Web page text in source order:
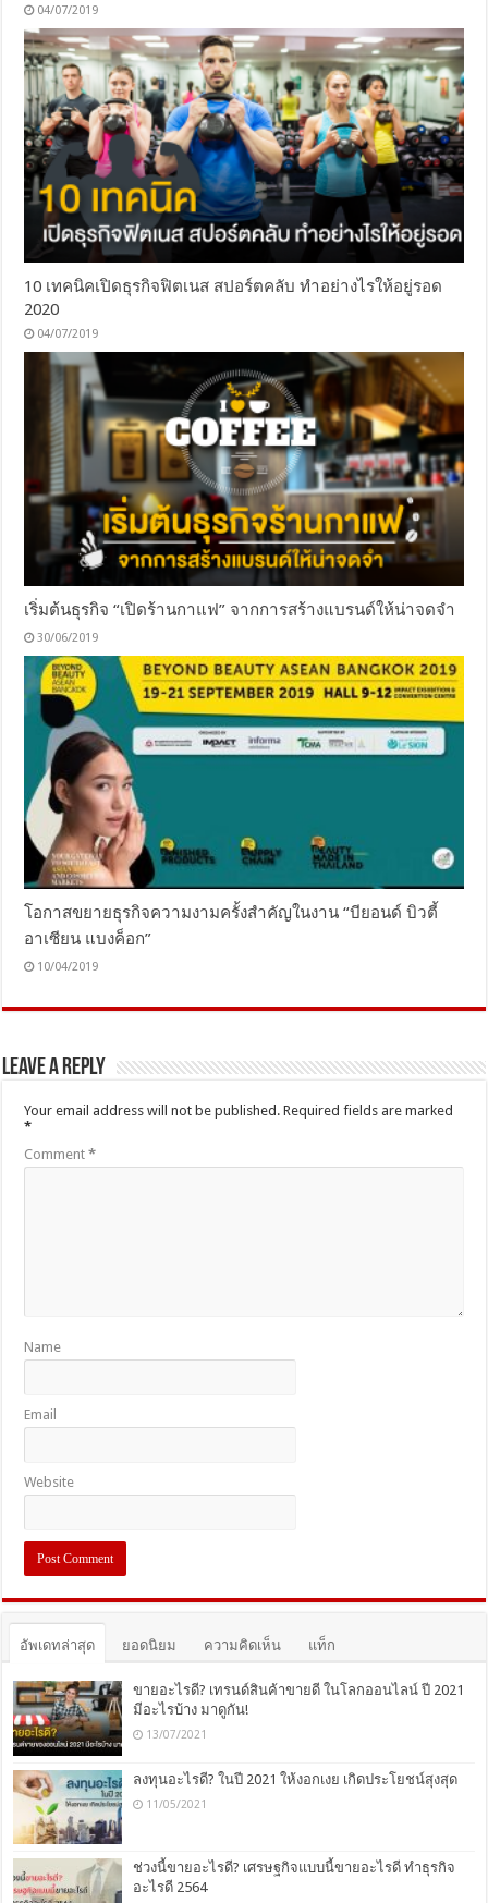
04/07/2019
10 เทคนิคเปิดธุรกิจฟิตเนส สปอร์ตคลับ ทำอย่างไรให้อยู่รอด
2020
04/07/2019
เริ่มต้นธุรกิจ “เปิดร้านกาแฟ” จากการสร้างแบรนด์ให้น่าจดจำ
30/06/2019
โอกาสขยายธุรกิจความงามครั้งสำคัญในงาน “บียอนด์ บิวตี้
อาเซียน แบงค็อก”
10/04/2019
Leave a Reply
Your email address will not be published. Required fields are marked
*
Comment*
Name
Email
Website
อัพเดทล่าสุด ยอดนิยม ความคิดเห็น แท็ก
ขายอะไรดี? เทรนด์สินค้าขายดี ในโลกออนไลน์ ปี 2021
มีอะไรบ้าง มาดูกัน!
13/07/2021
ลงทุนอะไรดี? ในปี 2021 ให้งอกเงย เกิดประโยชน์สุงสุด
11/05/2021
ช่วงนี้ขายอะไรดี? เศรษฐกิจแบบนี้ขายอะไรดี ทำธุรกิจ
อะไรดี 2564